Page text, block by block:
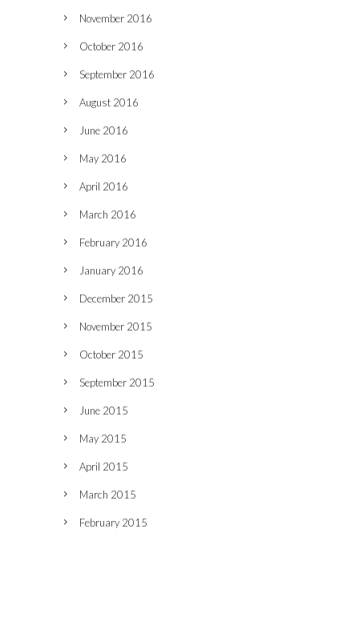
November 2016
October 2016
September 2016
August 2016
June 2016
May 2016
April 2016
March 2016
February 2016
January 2016
December 2015
November 2015
October 2015
September 2015
June 2015
May 2015
April 2015
March 2015
February 2015